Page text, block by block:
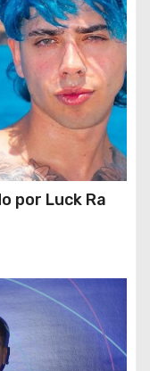
por Luck Ra